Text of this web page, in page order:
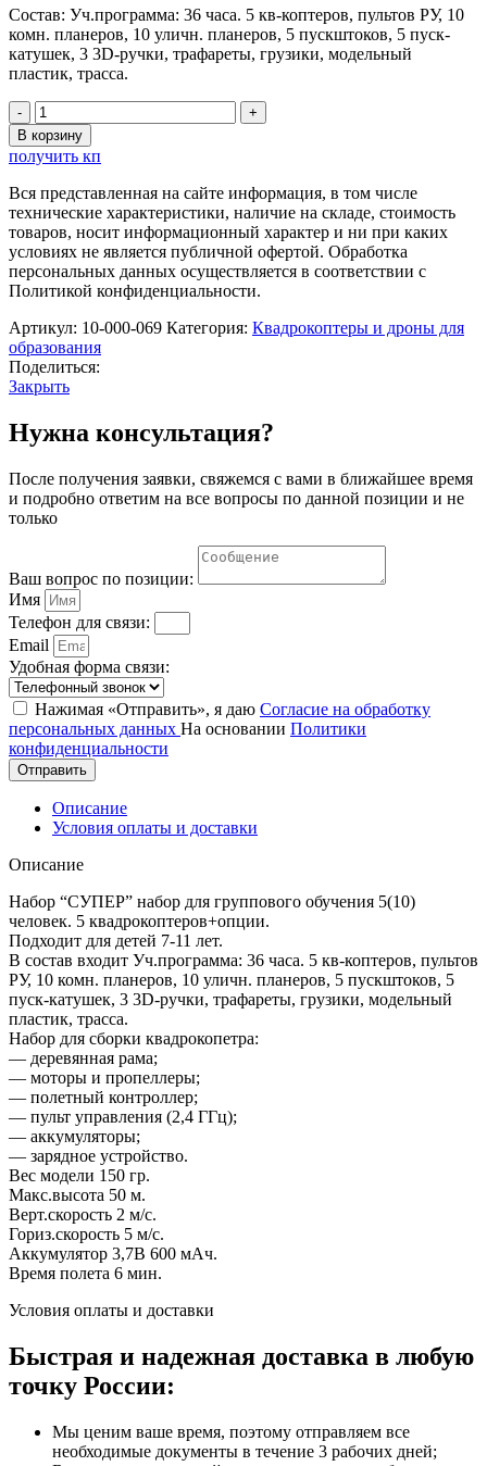
Состав: Уч.программа: 36 часа. 5 кв-коптеров, пультов РУ, 10
комн. планеров, 10 уличн. планеров, 5 пускштоков, 5 пуск-
катушек, 3 3D-ручки, трафареты, грузики, модельный
пластик, трасса.
Количество
товара
Набор
"СУПЕР"
набор
для
группового
обучения
5(10)
человек.
В корзину
получить кп
Вся представленная на сайте информация, в том числе
технические характеристики, наличие на складе, стоимость
товаров, носит информационный характер и ни при каких
условиях не является публичной офертой. Обработка
персональных данных осуществляется в соответствии с
Политикой конфиденциальности.
Артикул: 10-000-069 Категория: Квадрокоптеры и дроны для
образования
Поделиться:
Закрыть
Нужна консультация?
После получения заявки, свяжемся с вами в ближайшее время
и подробно ответим на все вопросы по данной позиции и не
только
Ваш вопрос по позиции:
Имя
Телефон для связи:
Email
Удобная форма связи:
Нажимая «Отправить», я даю Согласие на обработку
персональных данных На основании Политики
конфиденциальности
Отправить
Описание
Условия оплаты и доставки
Описание
Набор “СУПЕР” набор для группового обучения 5(10)
человек. 5 квадрокоптеров+опции.
Подходит для детей 7-11 лет.
В состав входит Уч.программа: 36 часа. 5 кв-коптеров, пультов
РУ, 10 комн. планеров, 10 уличн. планеров, 5 пускштоков, 5
пуск-катушек, 3 3D-ручки, трафареты, грузики, модельный
пластик, трасса.
Набор для сборки квадрокопетра:
— деревянная рама;
— моторы и пропеллеры;
— полетный контроллер;
— пульт управления (2,4 ГГц);
— аккумуляторы;
— зарядное устройство.
Вес модели 150 гр.
Макс.высота 50 м.
Верт.скорость 2 м/с.
Гориз.скорость 5 м/с.
Аккумулятор 3,7В 600 мАч.
Время полета 6 мин.
Условия оплаты и доставки
Быстрая и надежная доставка в любую
точку России:
Мы ценим ваше время, поэтому отправляем все
необходимые документы в течение 3 рабочих дней;